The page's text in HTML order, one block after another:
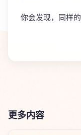
你会发现，同样
更多内容